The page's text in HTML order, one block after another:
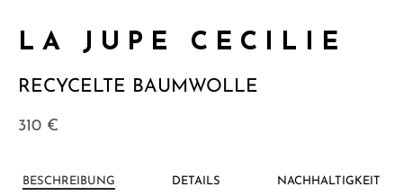
LA JUPE CECILIE
RECYCELTE BAUMWOLLE
310 €
BESCHREIBUNG DETAILS NACHHALTIGKEIT